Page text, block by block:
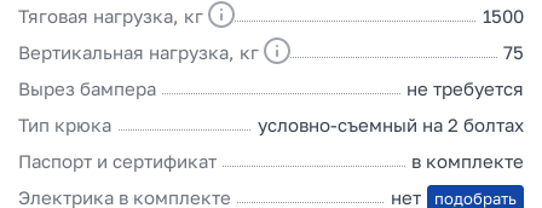
Тяговая нагрузка, кг
1500
Вертикальная нагрузка, кг
75
Вырез бампера
не требуется
Тип крюка
условно-съемный на 2 болтах
Паспорт и сертификат
в комплекте
Электрика в комплекте
нет подобрать